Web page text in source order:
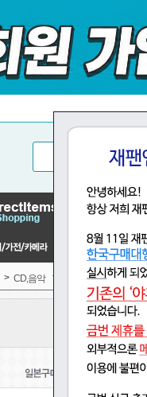
> CD,음악 애니메이션, 게임